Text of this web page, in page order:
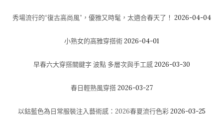
秀場流行的“復古高尚風”，優雅又時髦，太適合春天了！ 2026-04-04
小熟女的高雅穿搭術 2026-04-01
早春六大穿搭關鍵字 波點 多層次與手工感 2026-03-30
春日輕熟風穿搭 2026-03-27
以鈷藍色為日常服裝注入藝術感：2026春夏流行色彩 2026-03-25